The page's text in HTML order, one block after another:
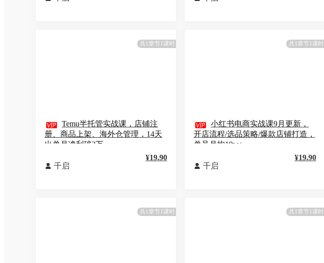
共1章节1课时
 Temu半托管实战课，店铺注
册、商品上架、海外仓管理，14天
出单月净利破2万
 千启
¥19.90
共1章节1课时
 小红书电商实战课9月更新，
开店流程/选品策略/爆款店铺打造，
单号月均10w+
 千启
¥19.90
共1章节1课时 共1章节1课时